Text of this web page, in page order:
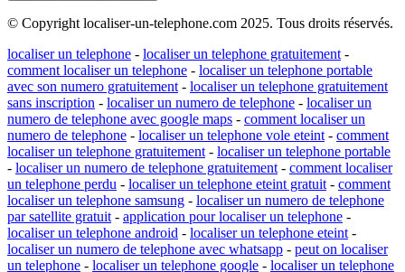
© Copyright localiser-un-telephone.com 2025. Tous droits réservés.
localiser un telephone - localiser un telephone gratuitement -
comment localiser un telephone - localiser un telephone portable
avec son numero gratuitement - localiser un telephone gratuitement
sans inscription - localiser un numero de telephone - localiser un
numero de telephone avec google maps - comment localiser un
numero de telephone - localiser un telephone vole eteint - comment
localiser un telephone gratuitement - localiser un telephone portable
- localiser un numero de telephone gratuitement - comment localiser
un telephone perdu - localiser un telephone eteint gratuit - comment
localiser un telephone samsung - localiser un numero de telephone
par satellite gratuit - application pour localiser un telephone -
localiser un telephone android - localiser un telephone eteint -
localiser un numero de telephone avec whatsapp - peut on localiser
un telephone - localiser un telephone google - localiser un telephone